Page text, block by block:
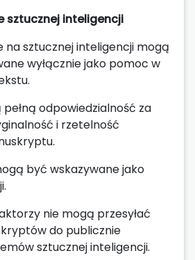
sztucznej inteligencji
na sztucznej inteligencji mogą
wyłącznie jako pomoc w
odpowiedzialność za
i rzetelność
być wskazywane jako
nie mogą przesyłać
do publicznie
sztucznej inteligencji.